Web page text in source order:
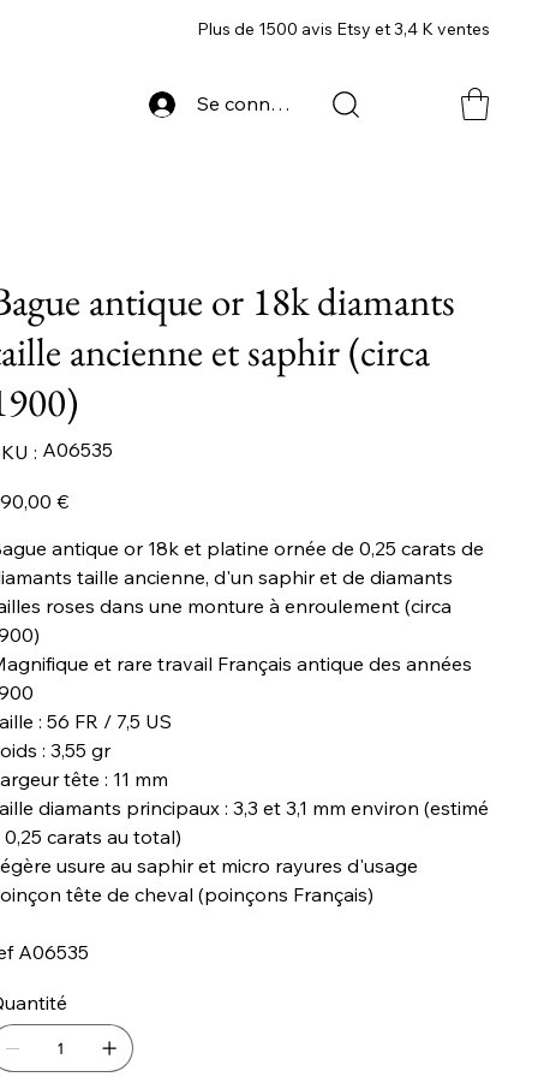
Se connecter
Plus de 1500 avis Etsy et 3,4 K ventes
antique or 18k diamants
ancienne et saphir (circa
:
SKU
A06535
A06535
€
antique or 18k et platine ornée de 0,25 carats de
taille ancienne, d'un saphir et de diamants
roses dans une monture à enroulement (circa
et rare travail Français antique des années
: 56 FR / 7,5 US
: 3,55 gr
tête : 11 mm
diamants principaux : 3,3 et 3,1 mm environ (estimé
0,25 carats au total)
usure au saphir et micro rayures d'usage
tête de cheval (poinçons Français)
A06535